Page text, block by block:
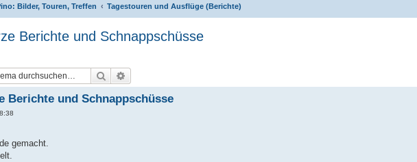
Bilder, Touren, Treffen Tagestouren und Ausflüge (Berichte)
Berichte und Schnappschüsse
Suche
Berichte und Schnappschüsse
gemacht.